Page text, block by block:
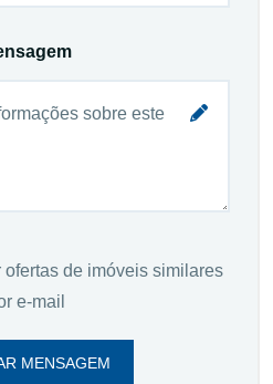
de imóveis similares
e-mail
MENSAGEM